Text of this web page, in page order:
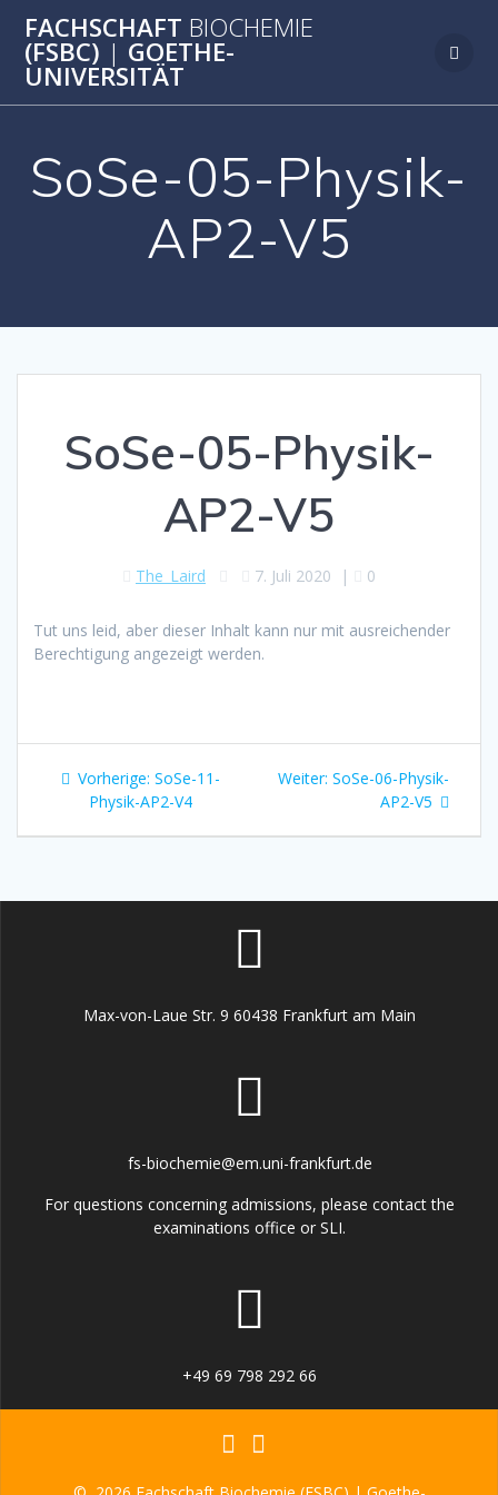
Inhalt
FACHSCHAFT BIOCHEMIE
(FSBC) | GOETHE-
UNIVERSITÄT
SoSe-05-Physik-
AP2-V5
SoSe-05-Physik-
AP2-V5
The_Laird 7. Juli 2020 | 0
Tut uns leid, aber dieser Inhalt kann nur mit ausreichender
Berechtigung angezeigt werden.
Beitragsnavigation
Vorherige: Vorheriger
Beitrag:
SoSe-11-
Physik-AP2-V4
Weiter: Nächster
Beitrag:
SoSe-06-Physik-
AP2-V5
Max-von-Laue Str. 9 60438 Frankfurt am Main
fs-biochemie@em.uni-frankfurt.de
For questions concerning admissions, please contact the
examinations office or SLI.
+49 69 798 292 66